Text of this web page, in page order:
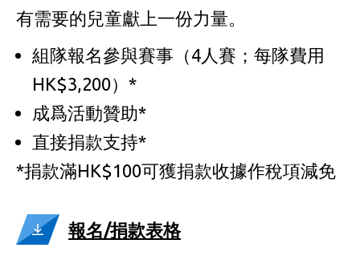
有需要的兒童獻上一份力量。
組隊報名參與賽事（4人賽；每隊費用
HK$3,200）*
成爲活動贊助*
直接捐款支持*
*捐款滿HK$100可獲捐款收據作稅項減免
報名/捐款表格